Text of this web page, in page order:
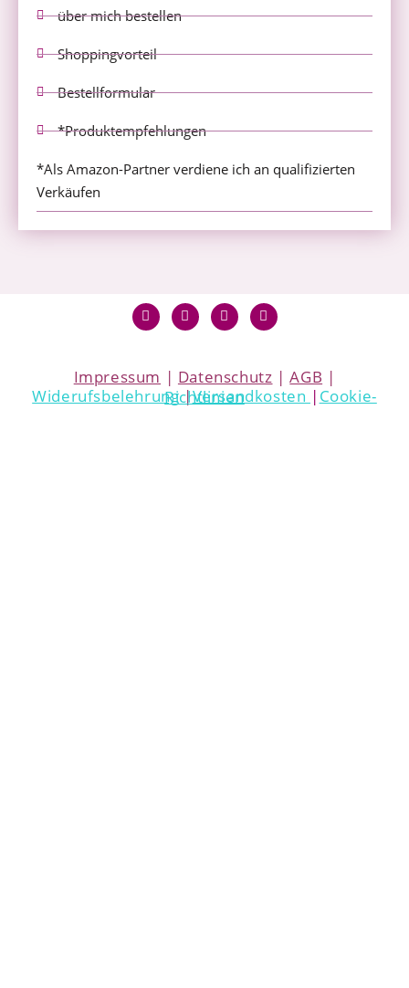
über mich bestellen
Shoppingvorteil
Bestellformular
*Produktempfehlungen
*Als Amazon-Partner verdiene ich an qualifizierten
Verkäufen
Impressum | Datenschutz |AGB |
Widerufsbelehrung|Versandkosten |
Cookie-Richtlinien